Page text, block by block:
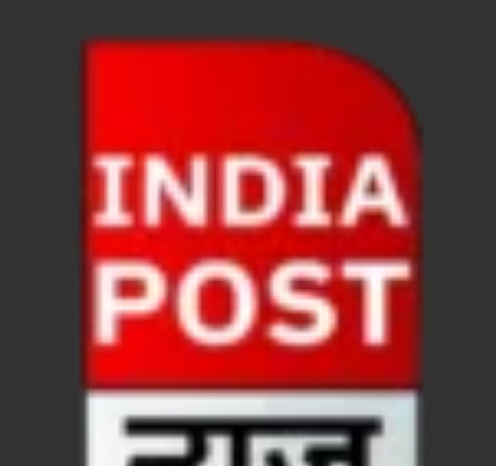
4 Years Achievements Of Uttarakhand
Jairam Ramesh On BJP: श्यामा प्रसाद मुखर्जी के
AIIMS Rishikesh: केन्द्रीय स्वास्थ्य मंत्री जेपी नड्डा से
Kashi Tamil Sangamm: भारत सरकार भाषाई
Ayushman Yojana: मुख्यमंत्री ने 142 नवनियुक्त
Mutul Fund SIP: सिर्फ 2000 महीने जमा करके कैसे बन
Vande Matram In Parilament: वंदे मातरम पर संसद में
Bastar Mobile Network: बस्तर के कोंडापल्ली में पहली
Skill Development & Polytechnic Courses: